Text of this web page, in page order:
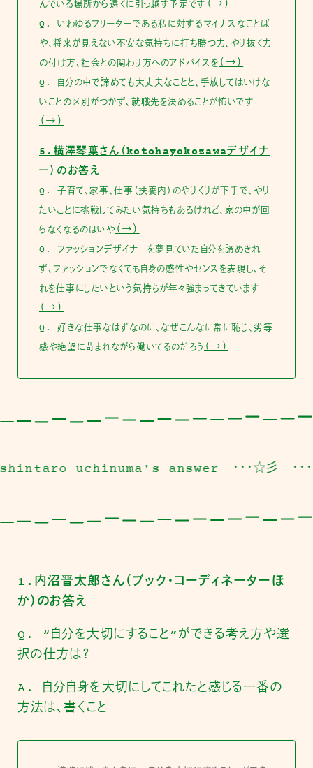
んでいる場所から遠くに引っ越す予定です（→）
Q. いわゆるフリーターである私に対するマイナスなことば
や、将来が見えない不安な気持ちに打ち勝つ力、やり抜く力
の付け方、社会との関わり方へのアドバイスを（→）
Q. 自分の中で諦めても大丈夫なことと、手放してはいけな
いことの区別がつかず、就職先を決めることが怖いです
（→）
5.横澤琴葉さん（kotohayokozawaデザイナ
ー）のお答え
Q. 子育て、家事、仕事（扶養内）のやりくりが下手で、やり
たいことに挑戦してみたい気持ちもあるけれど、家の中が回
らなくなるのはいや（→）
Q. ファッションデザイナーを夢見ていた自分を諦めきれ
ず、ファッションでなくても自身の感性やセンスを表現し、そ
れを仕事にしたいという気持ちが年々強まってきています
（→）
Q. 好きな仕事なはずなのに、なぜこんなに常に恥じ、劣等
感や絶望に苛まれながら働いてるのだろう（→）
answer ・・・☆彡 ・・・
1.内沼晋太郎さん（ブック・コーディネーターほ
か）のお答え
Q. “自分を大切にすること”ができる考え方や選
択の仕方は？
A. 自分自身を大切にしてこれたと感じる一番の
方法は、書くこと